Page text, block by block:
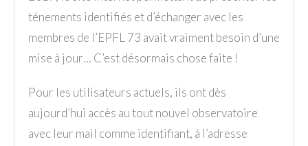
ténements identifiés et d’échanger avec les
membres de l’EPFL 73 avait vraiment besoin d’une
mise à jour… C’est désormais chose faite !
Pour les utilisateurs actuels, ils ont dès
aujourd’hui accès au tout nouvel observatoire
avec leur mail comme identifiant, à l’adresse